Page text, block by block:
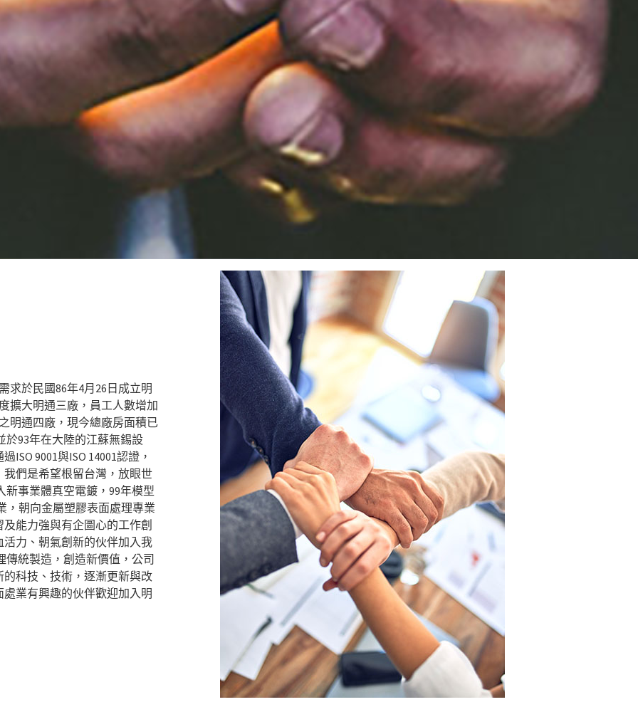
求於民國86年4月26日成立明
擴大明通三廠，員工人數增加
明通四廠，現今總廠房面積已
於93年在大陸的江蘇無錫設
9001與ISO 14001認證，
們是希望根留台灣，放眼世
新事業體真空電鍍，99年模型
，朝向金屬塑膠表面處理專業
能力強與有企圖心的工作創
力、朝氣創新的伙伴加入我
統製造，創造新價值，公司
科技、技術，逐漸更新與改
業有興趣的伙伴歡迎加入明